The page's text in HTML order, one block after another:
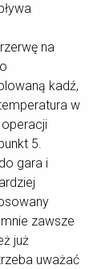
na
kadź,
w
5.
gara i
zawsze
już
uważać